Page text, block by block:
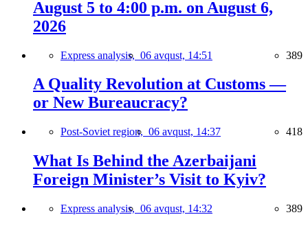
August 5 to 4:00 p.m. on August 6,
2026
Express analysis, 06 avqust, 14:51 389
A Quality Revolution at Customs —
or New Bureaucracy?
Post-Soviet region, 06 avqust, 14:37 418
What Is Behind the Azerbaijani
Foreign Minister’s Visit to Kyiv?
Express analysis, 06 avqust, 14:32 389